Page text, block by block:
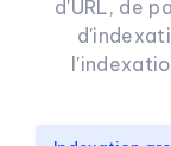
d'URL, de